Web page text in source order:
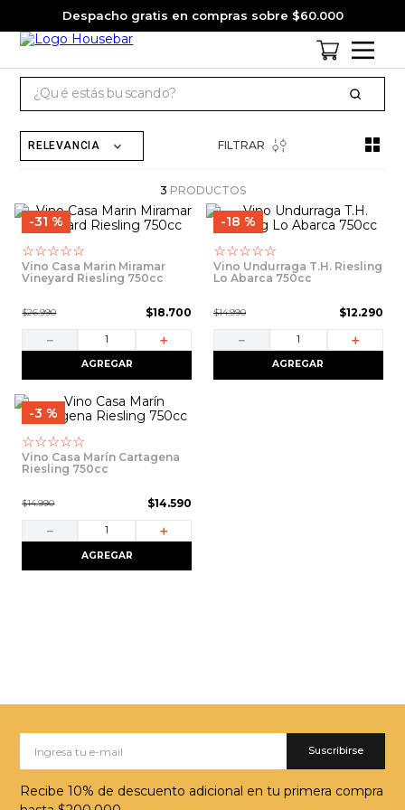
Despacho gratis en compras sobre $60.000
TÉRMINOS MÁS BUSCADOS
1.
cervezas
3.
pack
4.
gin
5.
jack daniels
6.
7.
whisky
8.
ron
9 .
packs
10. miniaturas
RELEVANCIA FILTRAR
3 PRODUCTOS
31 %
☆☆☆☆☆
Vino Casa Marin Miramar
Vineyard Riesling 750cc
$26.990 $18.700
＋
－
AGREGAR
18 %
☆☆☆☆☆
Vino Undurraga T.H. Riesling
Lo Abarca 750cc
$14.990 $12.290
＋
－
AGREGAR
3 %
☆☆☆☆☆
Vino Casa Marín Cartagena
Riesling 750cc
$14.990 $14.590
＋
－
AGREGAR
Suscribirse
Recibe 10% de descuento adicional en tu primera compra